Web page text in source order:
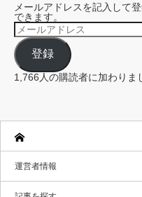
メールアドレスを記入して
できます。
メ
ー
ル
ア
ド
レ
ス
登録
1,766人の購読者に加わりま
運営者情報